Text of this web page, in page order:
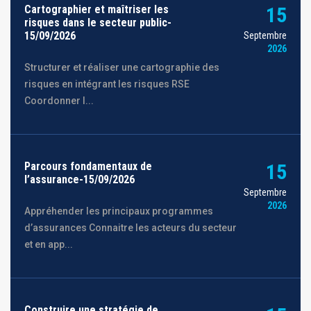
Cartographier et maîtriser les
risques dans le secteur public-
15/09/2026
Structurer et réaliser une cartographie des
risques en intégrant les risques RSE
Coordonner l...
15
Septembre
2026
Parcours fondamentaux de
l’assurance-15/09/2026
Appréhender les principaux programmes
d’assurances Connaitre les acteurs du secteur
et en app...
15
Septembre
2026